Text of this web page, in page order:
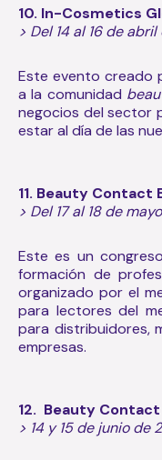
10. In-Cosmetics
> Del 14 al 16 de
Este evento creado
a la comunidad
negocios del sector
estar al día de las
11. Beauty Contact
> Del 17 al 18 de
Este es un
formación de
organizado por el
para lectores del
para distribuidores,
empresas.
12. Beauty
> 14 y 15 de junio de